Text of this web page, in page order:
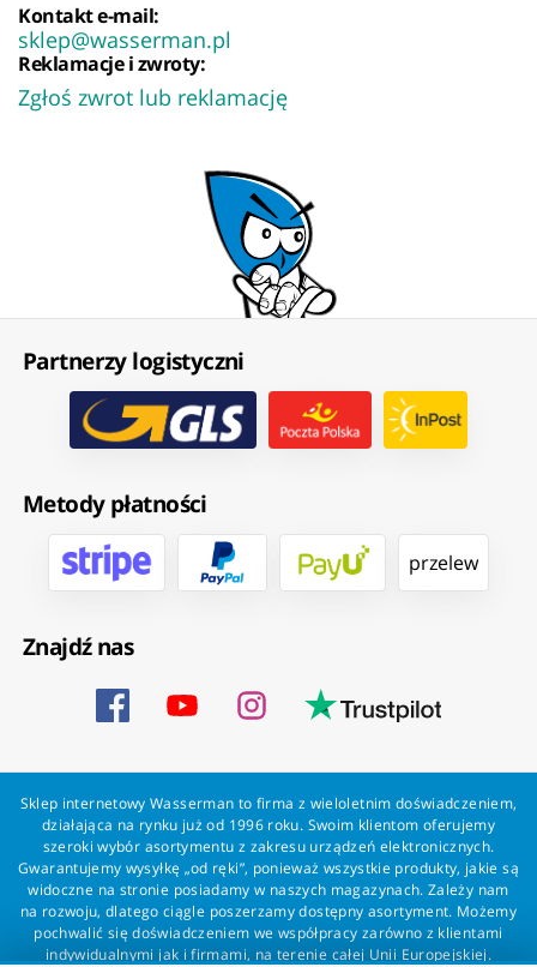
Kontakt e-mail:
sklep@wasserman.pl
Reklamacje i zwroty:
Zgłoś zwrot lub reklamację
Partnerzy logistyczni
Metody płatności
przelew
Znajdź nas
Sklep internetowy Wasserman to firma z wieloletnim doświadczeniem,
działająca na rynku już od 1996 roku. Swoim klientom oferujemy
szeroki wybór asortymentu z zakresu urządzeń elektronicznych.
Gwarantujemy wysyłkę „od ręki”, ponieważ wszystkie produkty, jakie są
widoczne na stronie posiadamy w naszych magazynach. Zależy nam
na rozwoju, dlatego ciągle poszerzamy dostępny asortyment. Możemy
pochwalić się doświadczeniem we współpracy zarówno z klientami
indywidualnymi jak i firmami, na terenie całej Unii Europejskiej.